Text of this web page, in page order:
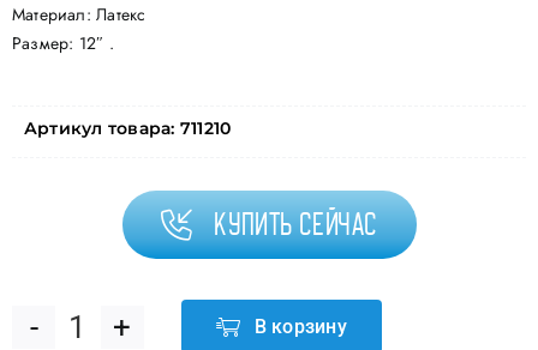
Материал: Латекс
Размер: 12″ .
Артикул товара: 711210
Купить сейчас
В корзину